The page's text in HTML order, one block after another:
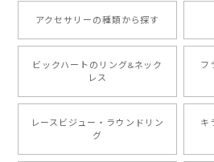
アクセサリーの種類から探す
ビックハートのリング&ネック
レス
フ
レースビジュー・ラウンドリン
グ
キ